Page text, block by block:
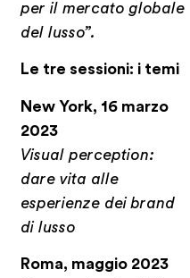
per il mercato globale
del lusso”.
Le tre sessioni: i temi
New York, 16 marzo
2023
Visual perception:
dare vita alle
esperienze dei brand
di lusso
Roma, maggio 2023